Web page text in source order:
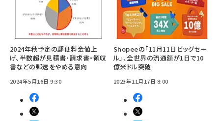
2024年秋予定の郵便料金値上
げ、半数超が見積書・請求書・領収
書などの郵送をやめる意向
2024年5月16日 9:30
Shopeeの「11月11日ビッグセー
ル」、全世界の流通額が1日で10
億米ドル突破
2023年11月17日 8:00